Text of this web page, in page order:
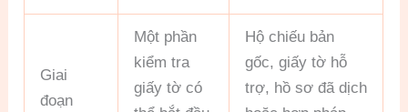
Giai
đoạn
Một phần
kiểm tra
giấy tờ có
Hộ chiếu bản
gốc, giấy tờ hỗ
trợ, hồ sơ đã dịch